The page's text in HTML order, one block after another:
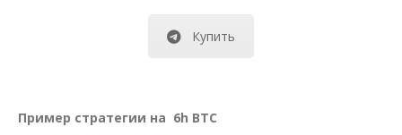
Купить
Пример стратегии на 6h BTC